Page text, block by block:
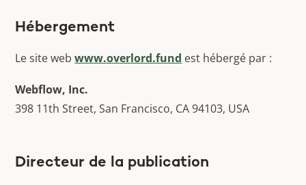
Hébergement
Le site webwww.overlord.fund est hébergé par :
Webflow, Inc.
398 11th Street, San Francisco, CA 94103, USA
Directeur de la publication